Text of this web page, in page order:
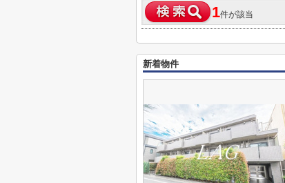
1件が該当
新着物件